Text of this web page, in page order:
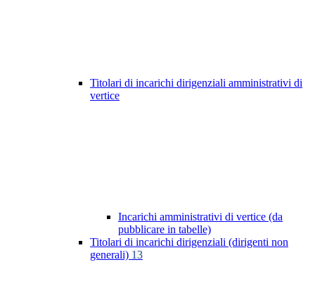
Titolari di incarichi dirigenziali amministrativi di
vertice
Incarichi amministrativi di vertice (da
pubblicare in tabelle)
Titolari di incarichi dirigenziali (dirigenti non
generali) 13